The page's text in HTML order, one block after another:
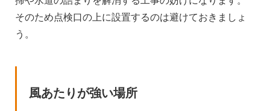
そのため点検口の上に設置するのは避けておきましょ
う。
風あたりが強い場所